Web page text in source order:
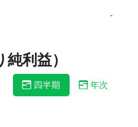
-
利益）
四半期 年次